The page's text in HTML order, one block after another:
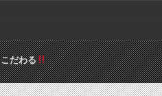
こだわる